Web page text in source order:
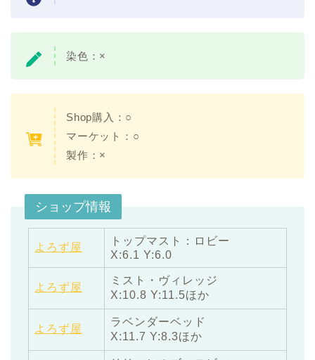
染色：×
Shop購入：○
マーケット：○
製作：×
ショップ情報
よろず屋
トップマスト：ロビー
X:6.1 Y:6.0
よろず屋
ミスト・ヴィレッジ
X:10.8 Y:11.5ほか
よろず屋
ラベンダーベッド
X:11.7 Y:8.3ほか